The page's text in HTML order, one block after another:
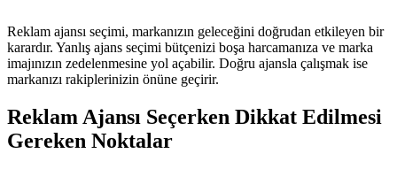
Reklam ajansı seçimi, markanızın geleceğini doğrudan etkileyen bir
karardır. Yanlış ajans seçimi bütçenizi boşa harcamanıza ve marka
imajınızın zedelenmesine yol açabilir. Doğru ajansla çalışmak ise
markanızı rakiplerinizin önüne geçirir.
Reklam Ajansı Seçerken Dikkat Edilmesi
Gereken Noktalar